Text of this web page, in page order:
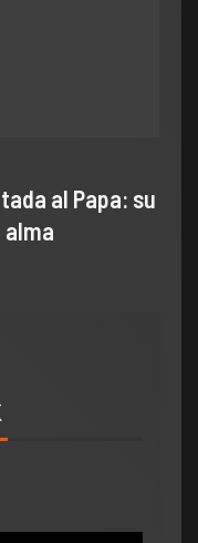
al Papa: su
alma